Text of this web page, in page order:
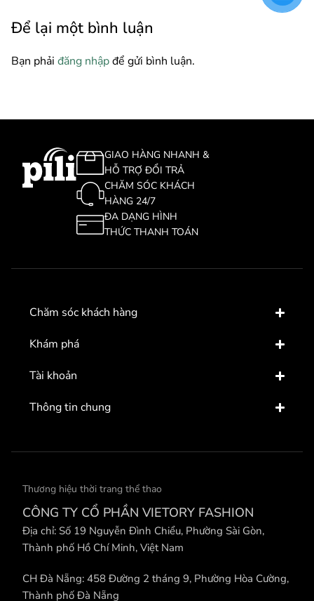
Để lại một bình luận
Bạn phải đăng nhậpđể gửi bình luận.
GIAO HÀNG NHANH &
HỖ TRỢ ĐỔI TRẢ
CHĂM SÓC KHÁCH
HÀNG 24/7
ĐA DẠNG HÌNH
THỨC THANH TOÁN
Chăm sóc khách hàng
Khám phá
Tài khoản
Thông tin chung
Thương hiệu thời trang thể thao
CÔNG TY CỔ PHẦN VIETORY FASHION
Địa chỉ: Số 19 Nguyễn Đình Chiểu, Phường Sài Gòn,
Thành phố Hồ Chí Minh, Việt Nam
CH Đà Nẵng: 458 Đường 2 tháng 9, Phường Hòa Cường,
Thành phố Đà Nẵng